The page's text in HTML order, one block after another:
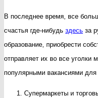
В последнее время, все
счастья где-нибудь здесь за
образование, приобрести
отправляет их во все
популярными вакансиями
Супермаркеты и